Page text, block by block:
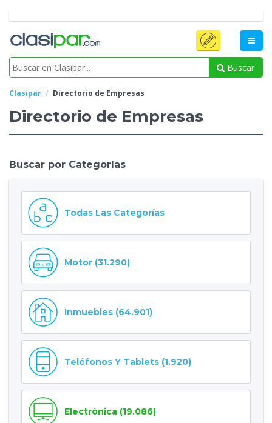
Buscar
Clasipar Directorio de Empresas
Directorio de Empresas
Buscar por Categorías
Todas Las Categorías
Motor (31.290)
Inmuebles (64.901)
Teléfonos Y Tablets (1.920)
Electrónica (19.086)